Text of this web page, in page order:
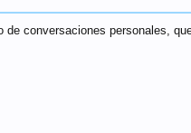
conversaciones personales,